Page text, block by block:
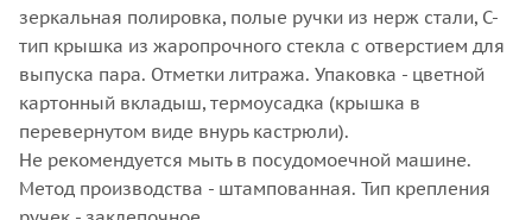
зеркальная полировка, полые ручки из нерж стали, С-
тип крышка из жаропрочного стекла с отверстием для
выпуска пара. Отметки литража. Упаковка - цветной
картонный вкладыш, термоусадка (крышка в
перевернутом виде внурь кастрюли).
Не рекомендуется мыть в посудомоечной машине.
Метод производства - штампованная. Тип крепления